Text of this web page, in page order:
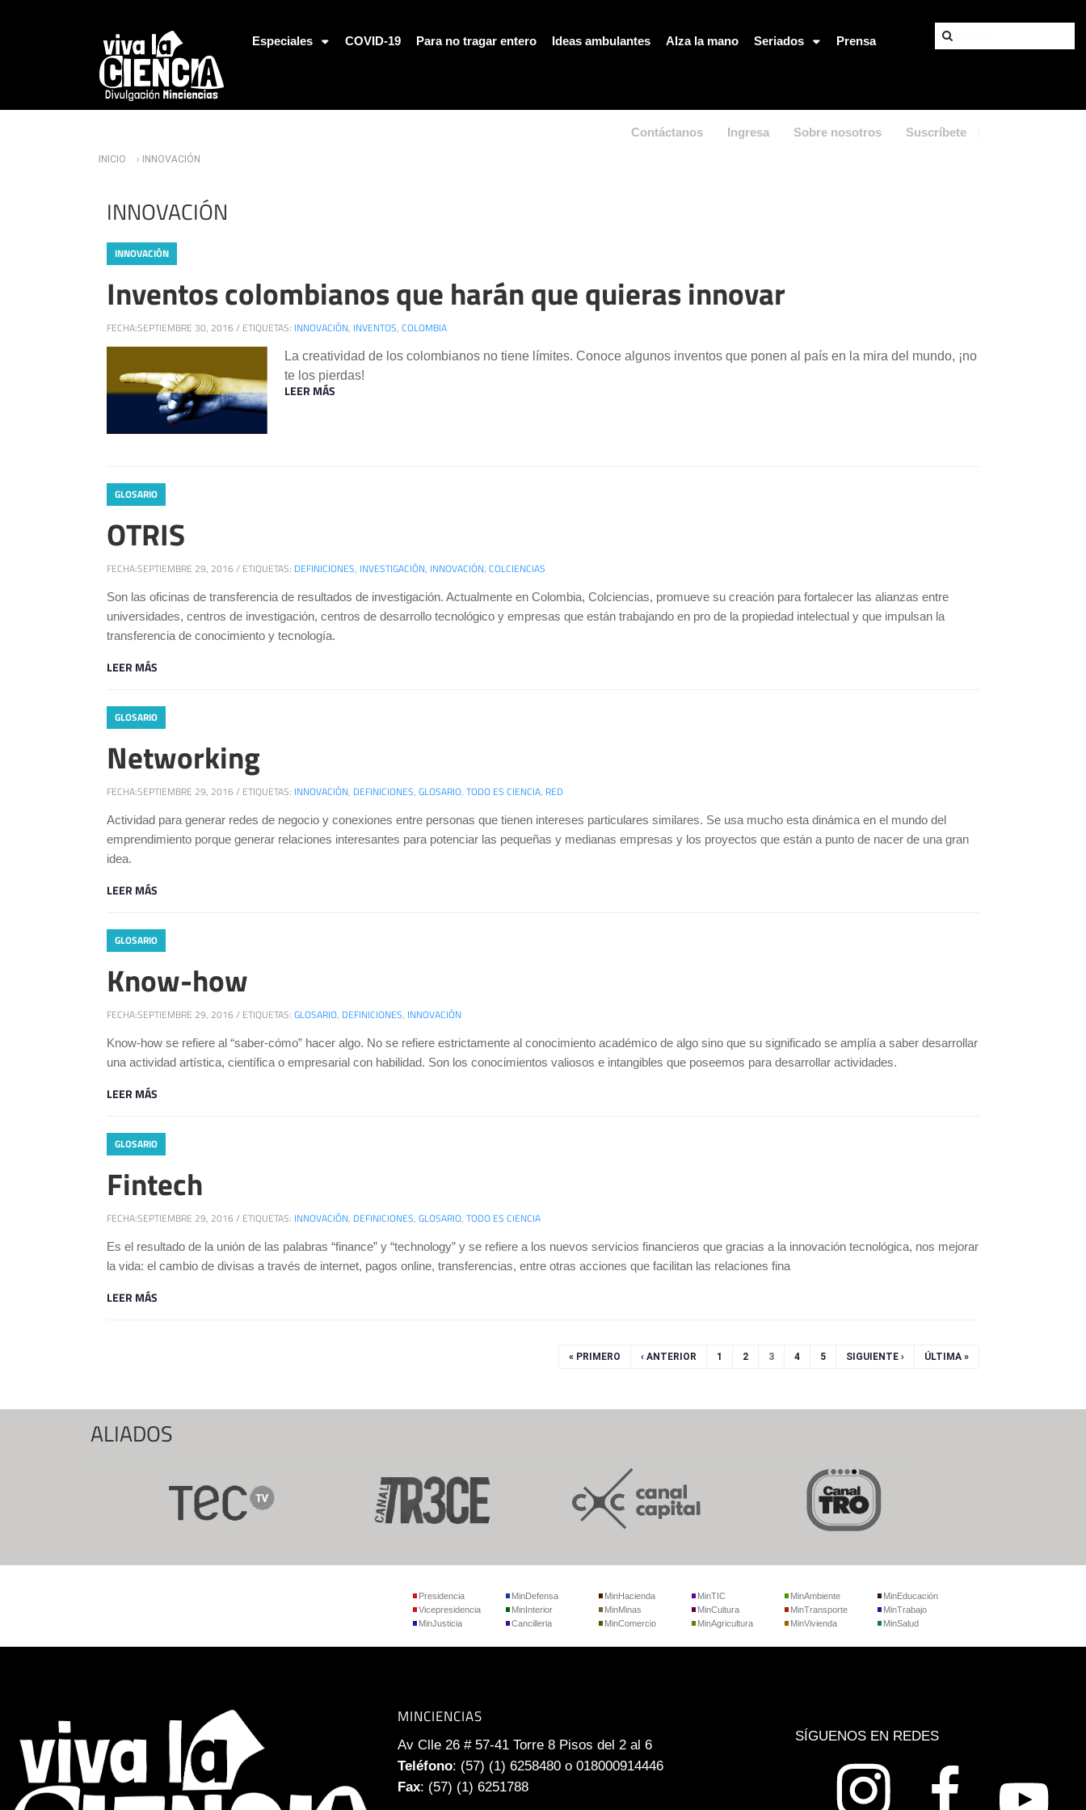
Especiales COVID-19 Para no tragar entero Ideas ambulantes Alza la mano Seriados Prensa
Contáctanos Ingresa Sobre nosotros Suscríbete
Usted está aquí
INICIO › INNOVACIÓN
INNOVACIÓN
INNOVACIÓN
Inventos colombianos que harán que quieras innovar
FECHA:SEPTIEMBRE 30, 2016 / ETIQUETAS: INNOVACIÓN, INVENTOS, COLOMBIA
La creatividad de los colombianos no tiene límites. Conoce algunos inventos que ponen al país en la mira del mundo, ¡no
te los pierdas!
LEER MÁS
GLOSARIO
OTRIS
FECHA:SEPTIEMBRE 29, 2016 / ETIQUETAS: DEFINICIONES, INVESTIGACIÓN, INNOVACIÓN, COLCIENCIAS
Son las oficinas de transferencia de resultados de investigación. Actualmente en Colombia, Colciencias, promueve su creación para fortalecer las alianzas entre
universidades, centros de investigación, centros de desarrollo tecnológico y empresas que están trabajando en pro de la propiedad intelectual y que impulsan la
transferencia de conocimiento y tecnología.
LEER MÁS
GLOSARIO
Networking
FECHA:SEPTIEMBRE 29, 2016 / ETIQUETAS: INNOVACIÓN, DEFINICIONES, GLOSARIO, TODO ES CIENCIA, RED
Actividad para generar redes de negocio y conexiones entre personas que tienen intereses particulares similares. Se usa mucho esta dinámica en el mundo del
emprendimiento porque generar relaciones interesantes para potenciar las pequeñas y medianas empresas y los proyectos que están a punto de nacer de una gran
idea.
LEER MÁS
GLOSARIO
Know-how
FECHA:SEPTIEMBRE 29, 2016 / ETIQUETAS: GLOSARIO, DEFINICIONES, INNOVACIÓN
Know-how se refiere al “saber-cómo” hacer algo. No se refiere estrictamente al conocimiento académico de algo sino que su significado se amplía a saber desarrollar
una actividad artística, científica o empresarial con habilidad. Son los conocimientos valiosos e intangibles que poseemos para desarrollar actividades.
LEER MÁS
GLOSARIO
Fintech
FECHA:SEPTIEMBRE 29, 2016 / ETIQUETAS: INNOVACIÓN, DEFINICIONES, GLOSARIO, TODO ES CIENCIA
Es el resultado de la unión de las palabras “finance” y “technology” y se refiere a los nuevos servicios financieros que gracias a la innovación tecnológica, nos mejorar
la vida: el cambio de divisas a través de internet, pagos online, transferencias, entre otras acciones que facilitan las relaciones fina
LEER MÁS
« PRIMERO ‹ ANTERIOR 1 2 3 4 5 SIGUIENTE › ÚLTIMA »
ALIADOS
Presidencia
Vicepresidencia
MinJusticia
MinDefensa
MinInterior
Cancilleria
MinHacienda
MinMinas
MinComercio
MinTIC
MinCultura
MinAgricultura
MinAmbiente
MinTransporte
MinVivienda
MinEducación
MinTrabajo
MinSalud
MINCIENCIAS
Av Clle 26 # 57-41 Torre 8 Pisos del 2 al 6
Teléfono: (57) (1) 6258480 o 018000914446
Fax: (57) (1) 6251788
SÍGUENOS EN REDES